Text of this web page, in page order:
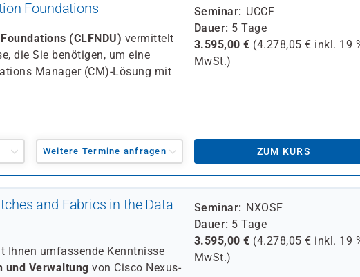
Foundations
(CLFNDU) vermittelt
die Sie benötigen, um eine
Manager (CM)-Lösung mit
Seminar
UCCF
Dauer 5 Tage
3.595,00 € (4.278,05 € inkl. 19
MwSt.)
Weitere Termine anfragen ZUM KURS
and Fabrics in the Data
Ihnen umfassende Kenntnisse
und Verwaltung von Cisco Nexus-
Seminar
NXOSF
Dauer 5 Tage
3.595,00 € (4.278,05 € inkl. 19
MwSt.)